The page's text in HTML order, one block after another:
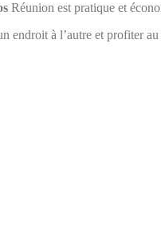
Réunion est pratique et
endroit à l’autre et profiter